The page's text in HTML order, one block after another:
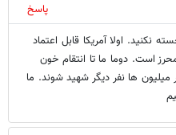
پاسخ
نکنید. اولا آمریکا قابل اعتماد
است. دوما ما تا انتقام خون
میلیون ها نفر دیگر شهید شوند. ما